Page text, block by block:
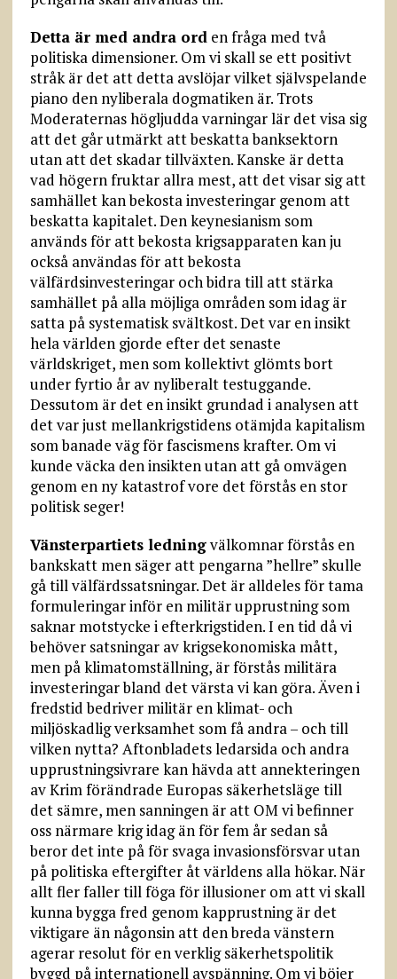
Detta är med andra orden fråga med två
politiska dimensioner. Om vi skall se ett positivt
stråk är det att detta avslöjar vilket självspelande
piano den nyliberala dogmatiken är. Trots
Moderaternas högljudda varningar lär det visa sig
att det går utmärkt att beskatta banksektorn
utan att det skadar tillväxten. Kanske är detta
vad högern fruktar allra mest, att det visar sig att
samhället kan bekosta investeringar genom att
beskatta kapitalet. Den keynesianism som
används för att bekosta krigsapparaten kan ju
också användas för att bekosta
välfärdsinvesteringar och bidra till att stärka
samhället på alla möjliga områden som idag är
satta på systematisk svältkost. Det var en insikt
hela världen gjorde efter det senaste
världskriget, men som kollektivt glömts bort
under fyrtio år av nyliberalt testuggande.
Dessutom är det en insikt grundad i analysen att
det var just mellankrigstidens otämjda kapitalism
som banade väg för fascismens krafter. Om vi
kunde väcka den insikten utan att gå omvägen
genom en ny katastrof vore det förstås en stor
politisk seger!
Vänsterpartiets ledningvälkomnar förstås en
bankskatt men säger att pengarna ”hellre” skulle
gå till välfärdssatsningar. Det är alldeles för tama
formuleringar inför en militär upprustning som
saknar motstycke i efterkrigstiden. I en tid då vi
behöver satsningar av krigsekonomiska mått,
men på klimatomställning, är förstås militära
investeringar bland det värsta vi kan göra. Även i
fredstid bedriver militär en klimat- och
miljöskadlig verksamhet som få andra – och till
vilken nytta? Aftonbladets ledarsida och andra
upprustningsivrare kan hävda att annekteringen
av Krim förändrade Europas säkerhetsläge till
det sämre, men sanningen är att OM vi befinner
oss närmare krig idag än för fem år sedan så
beror det inte på för svaga invasionsförsvar utan
på politiska eftergifter åt världens alla hökar. När
allt fler faller till föga för illusioner om att vi skall
kunna bygga fred genom kapprustning är det
viktigare än någonsin att den breda vänstern
agerar resolut för en verklig säkerhetspolitik
byggd på internationell avspänning. Om vi böjer